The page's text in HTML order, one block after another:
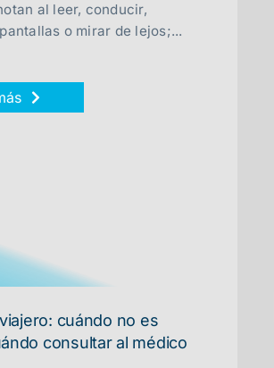
al leer, conducir,
o mirar de lejos;...
cuándo no es
consultar al médico